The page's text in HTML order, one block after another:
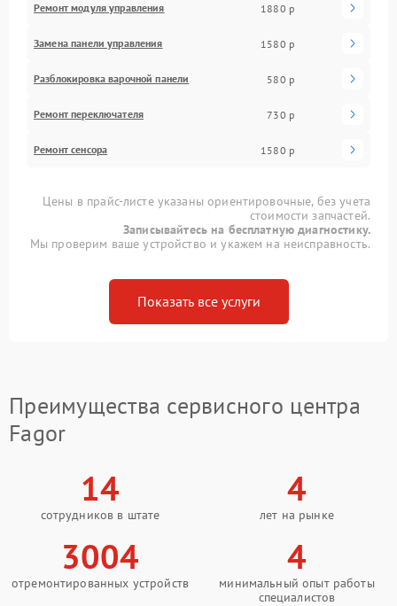
Ремонт модуля управления 1880 р
Замена панели управления 1580 р
Разблокировка варочной панели 580 р
Ремонт переключателя 730 р
Ремонт сенсора 1580 р
Цены в прайс-листе указаны ориентировочные, без учета
стоимости запчастей.
Записывайтесь на бесплатную диагностику.
Мы проверим ваше устройство и укажем на неисправность.
Показать все услуги
Преимущества сервисного центра
Fagor
14
сотрудников в штате
4
лет на рынке
3004
отремонтированных устройств
4
минимальный опыт работы
специалистов